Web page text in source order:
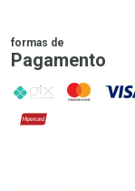
formas de
Pagamento
PIX MasterCard
VISA
Hipercard
Promoção